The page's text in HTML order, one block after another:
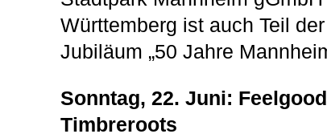
Württemberg ist auch Teil
Jubiläum „50 Jahre
Sonntag, 22. Juni:
Timbreroots